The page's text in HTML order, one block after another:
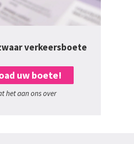
verkeersboete
uw boete!
het aan ons over